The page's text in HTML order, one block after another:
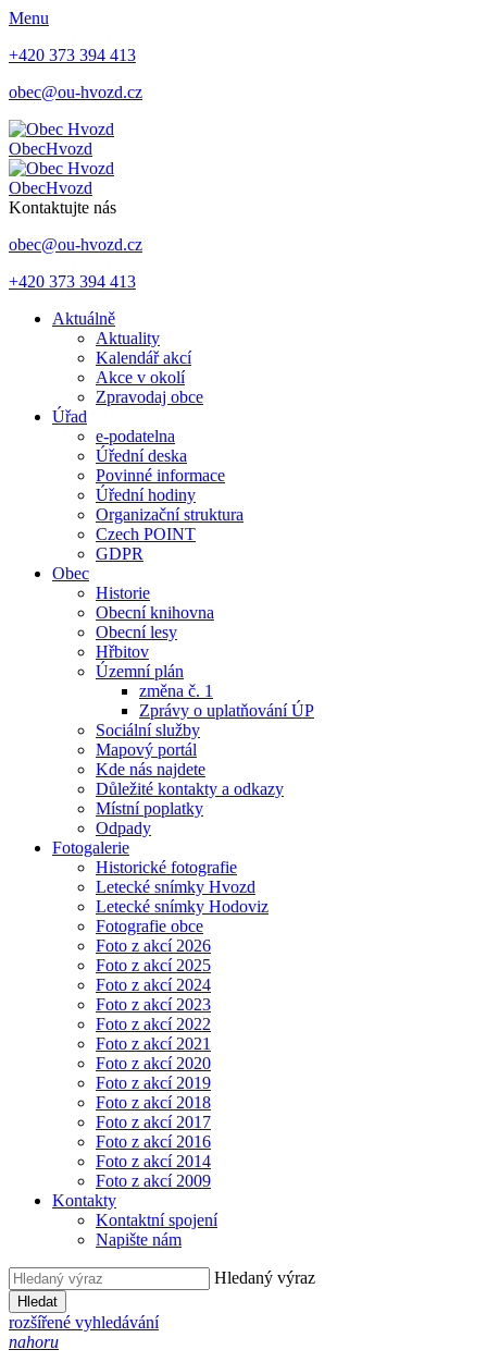
Menu
+420 373 394 413
obec@ou-hvozd.cz
ObecHvozd
ObecHvozd
Kontaktujte nás
obec@ou-hvozd.cz
+420 373 394 413
Aktuálně
Aktuality
Kalendář akcí
Akce v okolí
Zpravodaj obce
Úřad
e-podatelna
Úřední deska
Povinné informace
Úřední hodiny
Organizační struktura
Czech POINT
GDPR
Obec
Historie
Obecní knihovna
Obecní lesy
Hřbitov
Územní plán
změna č. 1
Zprávy o uplatňování ÚP
Sociální služby
Mapový portál
Kde nás najdete
Důležité kontakty a odkazy
Místní poplatky
Odpady
Fotogalerie
Historické fotografie
Letecké snímky Hvozd
Letecké snímky Hodoviz
Fotografie obce
Foto z akcí 2026
Foto z akcí 2025
Foto z akcí 2024
Foto z akcí 2023
Foto z akcí 2022
Foto z akcí 2021
Foto z akcí 2020
Foto z akcí 2019
Foto z akcí 2018
Foto z akcí 2017
Foto z akcí 2016
Foto z akcí 2014
Foto z akcí 2009
Kontakty
Kontaktní spojení
Napište nám
Hledaný výraz
Hledat
rozšířené vyhledávání
nahoru